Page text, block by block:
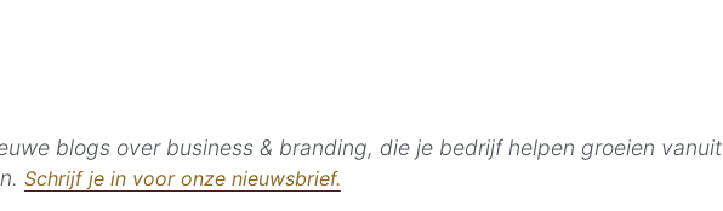
blogs over business & branding, die je bedrijf helpen groeien vanuit
Schrijf je in voor onze nieuwsbrief.